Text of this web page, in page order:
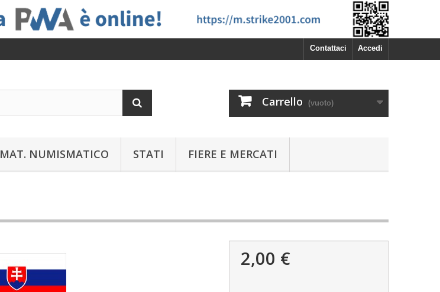
Accedi
Contattaci
Carrello (vuoto)
MAT. NUMISMATICO STATI FIERE E MERCATI
2,00 €